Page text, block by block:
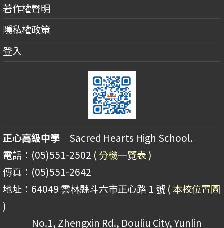
著作權聲明
隱私權政策
登入
正心高級中學 Sacred Hearts High School.
電話：(05)551-2502 ( 分機一覽表 )
傳真：(05)551-2642
地址：64049 雲林縣斗六市正心路 1 號 ( 本校位置圖
)
No.1, Zhengxin Rd., Douliu City, Yunlin